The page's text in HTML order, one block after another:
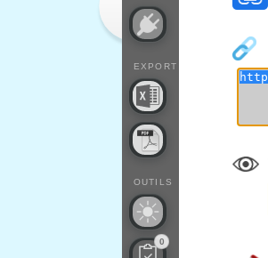
EXPORT
OUTILS
0